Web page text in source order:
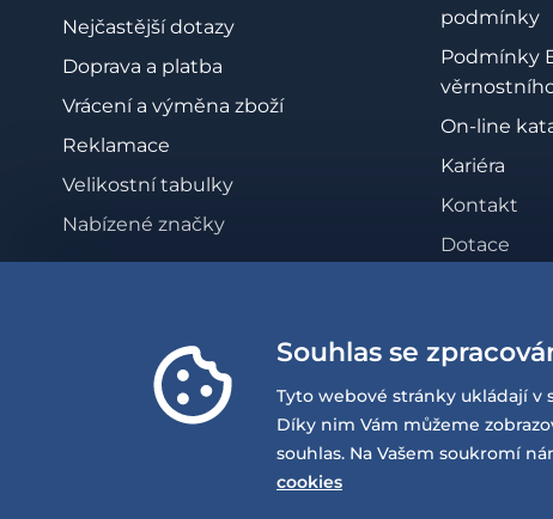
Nejčastější dotazy
Doprava a platba
Vrácení a výměna zboží
Reklamace
Velikostní tabulky
Nabízené značky
podmínky
Podmínky
On-line
Kariéra
Kontakt
Dotace
Prohlášení
Souhlas se
Tyto webové stránky ukládají v
Díky nim Vám můžeme
souhlas. Na Vašem soukromí
cookies